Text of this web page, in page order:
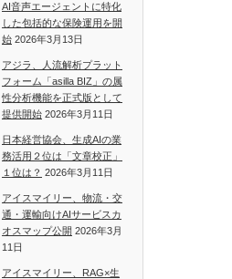
AI音声エージェントに特化
した包括的な保険運用を開
始 2026年3月13日
アジラ、人流解析プラット
フォーム「asilla BIZ」の属
性分析機能を正式版として
提供開始 2026年3月11日
日本経営協会、生成AIの業
務活用２位は「文章校正」
１位は？ 2026年3月11日
アイスマイリー、物流・交
通・運輸向けAIサービスカ
オスマップ公開 2026年3月
11日
アイスマイリー、RAG×生